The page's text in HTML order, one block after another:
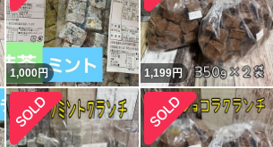
1,000円 1,199円